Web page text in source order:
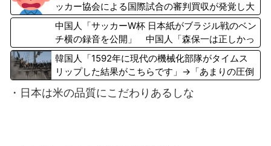
ッカー協会による国際試合の審判買収が発覚し大
騒ぎ！【海外の反応】
中国人「サッカーW杯 日本紙がブラジル戦のベン
チ横の録音を公開」 中国人「森保一は正しかっ
た」「後知恵の諸葛亮ばかり」
韓国人「1592年に現代の機械化部隊がタイムス
リップした結果がこちらです」→「あまりの圧倒
的な火力差‥」
・日本は米の品質にこだわりあるしな